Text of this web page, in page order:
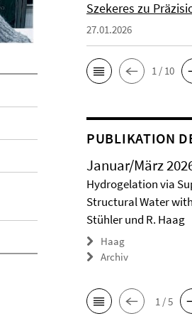
Szekeres zu
27.01.2026
1 / 10
PUBLIKATION
Januar/März
Hydrogelation via
Structural Water
Stühler und R. Haag
Haag
Archiv
1 / 5